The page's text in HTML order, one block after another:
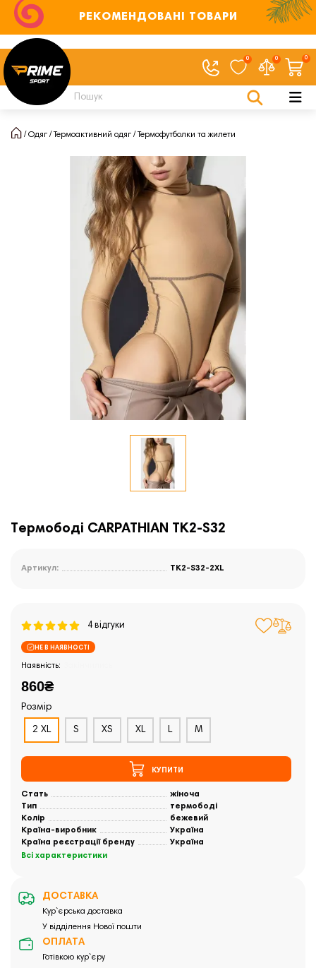
РЕКОМЕНДОВАНІ ТОВАРИ
0 0 0
Одяг Термоактивний одяг Термофутболки та жилети
Термободі CARPATHIAN TK2-S32
Артикул: TK2-S32-2XL
4 відгуки
НЕ В НАЯВНОСТІ
860₴
Розмір
2 XL S XS XL L M
КУПИТИ
Стать
жіноча
Тип
термободі
Колір
бежевий
Країна-виробник
Україна
Країна реєстрації бренду
Україна
Всі характеристики
ДОСТАВКА
Кур`єрська доставка
У відділення Нової пошти
ОПЛАТА
Готівкою кур`єру